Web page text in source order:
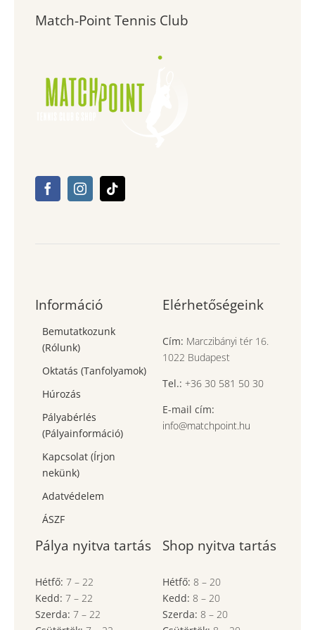
Match-Point Tennis Club
Információ
Bemutatkozunk
(Rólunk)
Oktatás (Tanfolyamok)
Húrozás
Pályabérlés
(Pályainformáció)
Kapcsolat (Írjon
nekünk)
Adatvédelem
ÁSZF
Elérhetőségeink
Cím: Marczibányi tér 16.
1022 Budapest
Tel.: +36 30 581 50 30
E-mail cím:
info@matchpoint.hu
Pálya nyitva tartás
Hétfő: 7 – 22
Kedd: 7 – 22
Szerda: 7 – 22
Shop nyitva tartás
Hétfő: 8 – 20
Kedd: 8 – 20
Szerda: 8 – 20